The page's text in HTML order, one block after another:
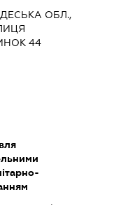
ОБЛ.,
44